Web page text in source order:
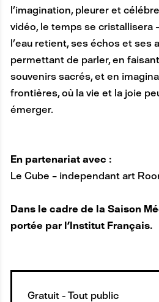
l’imagination, pleurer et
vidéo, le temps se cristallisera
l’eau retient, ses échos et ses
permettant de parler, en
souvenirs sacrés, et en
frontières, où la vie et la joie
émerger.
En partenariat avec :
Le Cube – independant art
Dans le cadre de la Saison
portée par l’Institut Français.
Gratuit - Tout public